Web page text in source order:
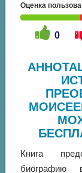
Оценка
0
Книга
биографию